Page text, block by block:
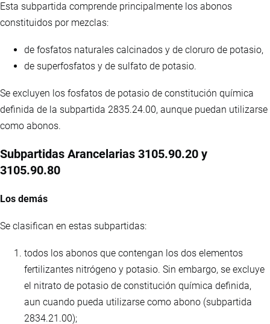
Esta subpartida comprende principalmente los abonos
constituidos por mezclas:
de fosfatos naturales calcinados y de cloruro de potasio,
de superfosfatos y de sulfato de potasio.
Se excluyen los fosfatos de potasio de constitución química
definida de la subpartida 2835.24.00, aunque puedan utilizarse
como abonos.
Subpartidas Arancelarias 3105.90.20 y
3105.90.80
Los demás
Se clasifican en estas subpartidas:
todos los abonos que contengan los dos elementos
fertilizantes nitrógeno y potasio. Sin embargo, se excluye
el nitrato de potasio de constitución química definida,
aun cuando pueda utilizarse como abono (subpartida
2834.21.00);